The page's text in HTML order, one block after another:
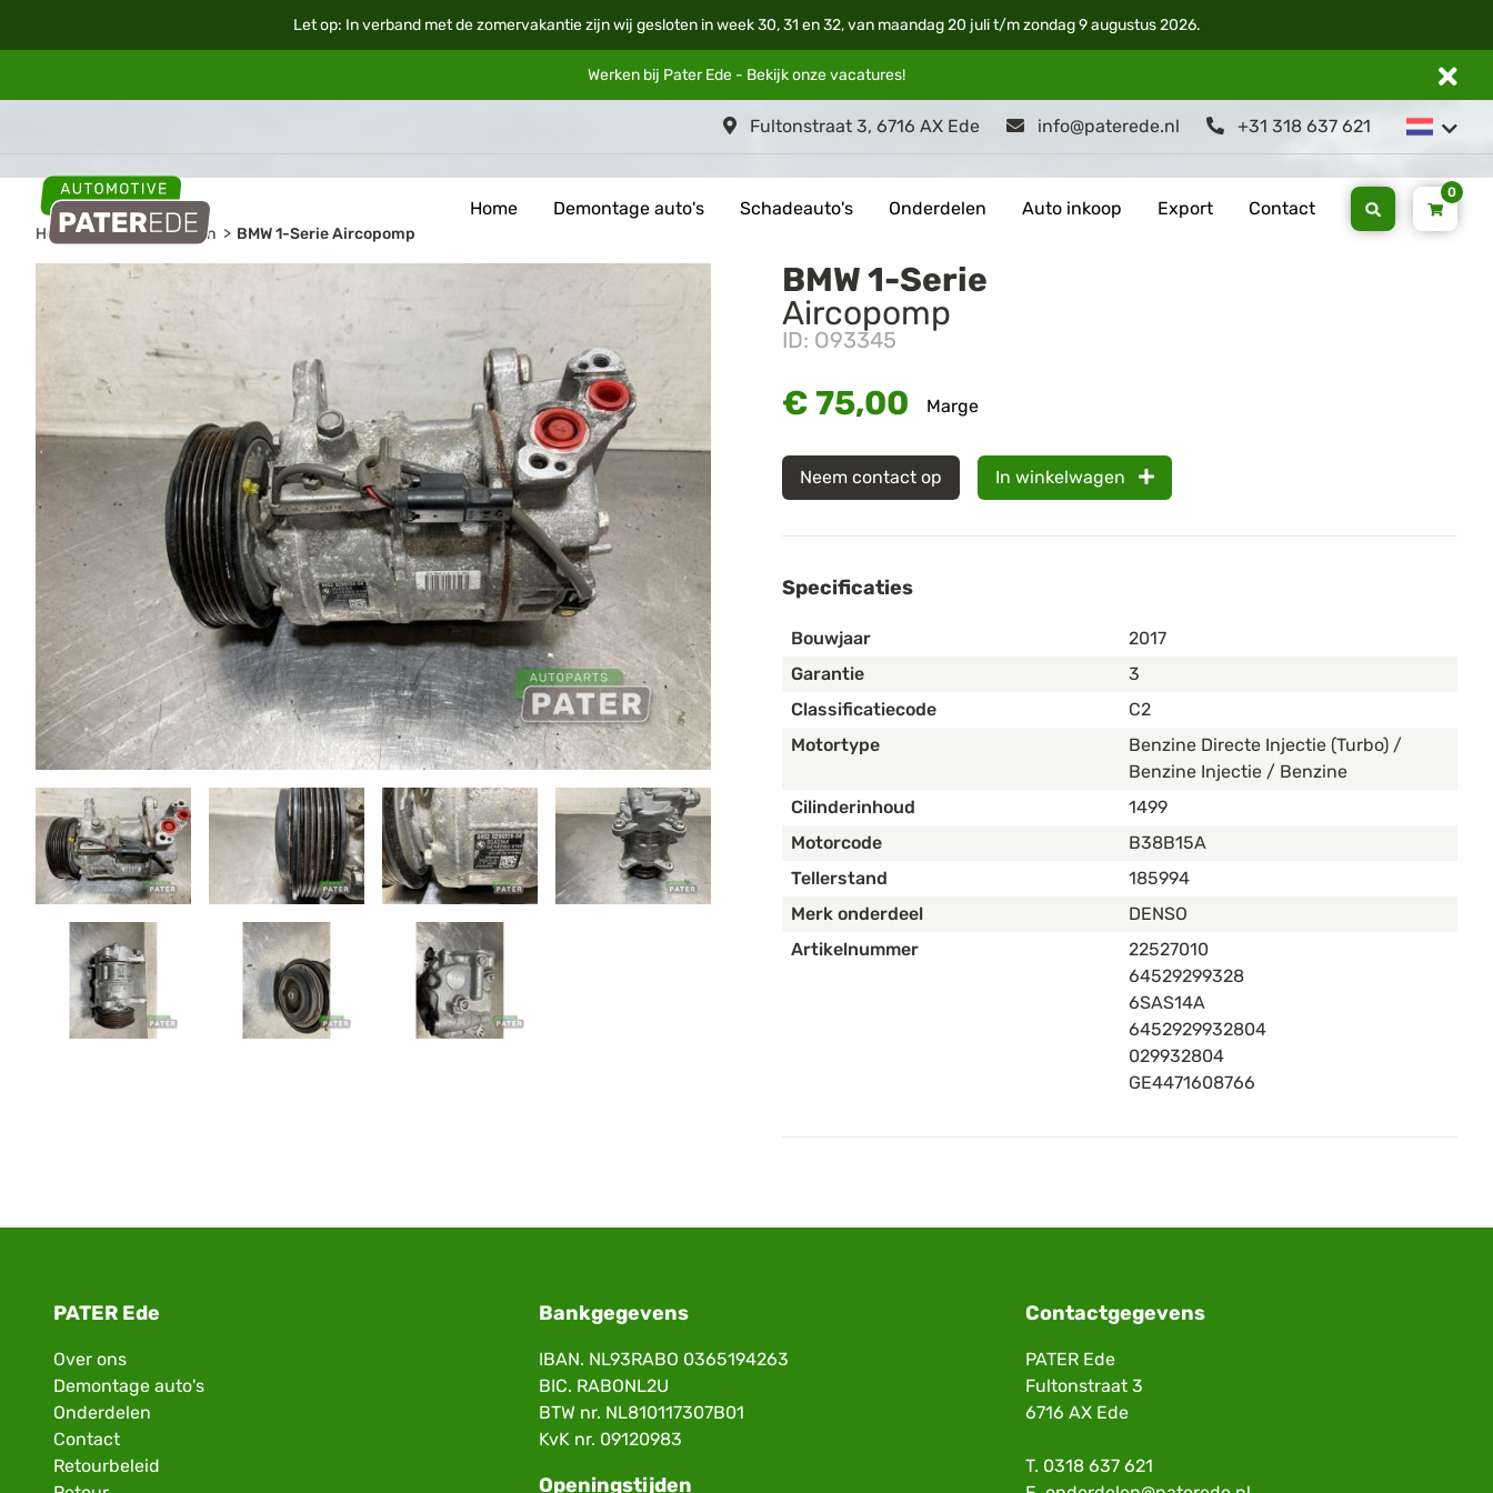
Let op: In verband met de zomervakantie zijn wij gesloten in week 30, 31 en 32, van maandag 20 juli t/m zondag 9 augustus 2026.
Werken bij Pater Ede - Bekijk onzevacatures!
Fultonstraat 3, 6716 AX Ede info@paterede.nl +31 318 637 621
Home Demontage auto's Schadeauto's Onderdelen Auto inkoop Export Contact
0
Home Auto onderdelen BMW 1-Serie Aircopomp
BMW 1-Serie
Aircopomp
ID: O93345
€ 75,00 Marge
Neem contact op In winkelwagen
Specificaties
Bouwjaar
2017
Garantie
3
Classificatiecode
C2
Motortype
Benzine Directe Injectie (Turbo) /
Benzine Injectie / Benzine
Cilinderinhoud
1499
Motorcode
B38B15A
Tellerstand
185994
Merk onderdeel
DENSO
Artikelnummer
22527010
64529299328
6SAS14A
6452929932804
029932804
GE4471608766
PATER Ede
Over ons
Demontage auto's
Onderdelen
Contact
Retourbeleid
Bankgegevens
IBAN. NL93RABO 0365194263
BIC. RABONL2U
BTW nr. NL810117307B01
KvK nr. 09120983
Openingstijden
Contactgegevens
PATER Ede
Fultonstraat 3
6716 AX Ede
T. 0318 637 621